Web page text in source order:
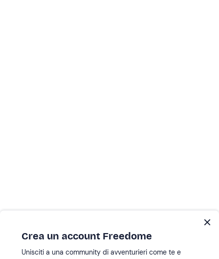
Crea un account Freedome
Unisciti a una community di avventurieri come te e